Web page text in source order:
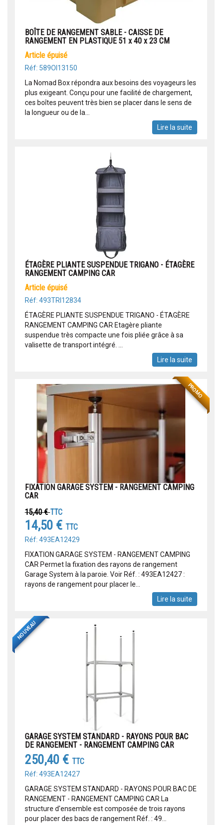
BOÎTE DE RANGEMENT SABLE - CAISSE DE
RANGEMENT EN PLASTIQUE 51 x 40 x 23 CM
article épuisé
Réf: 589OI13150
La Nomad Box répondra aux besoins des voyageurs les
plus exigeant. Conçu pour une facilité de chargement,
ces boîtes peuvent très bien se placer dans le sens de
la longueur ou de la...
Lire la suite
ÉTAGÈRE PLIANTE SUSPENDUE TRIGANO - ÉTAGÈRE
RANGEMENT CAMPING CAR
article épuisé
Réf: 493TRI12834
ÉTAGÈRE PLIANTE SUSPENDUE TRIGANO - ÉTAGÈRE
RANGEMENT CAMPING CAR Etagère pliante
suspendue très compacte une fois pliée grâce à sa
valisette de transport intégré. ...
Lire la suite
PROMO
FIXATION GARAGE SYSTEM - RANGEMENT CAMPING
CAR
15,40 €TTC
14,50 € TTC
Réf: 493EA12429
FIXATION GARAGE SYSTEM - RANGEMENT CAMPING
CAR Permet la fixation des rayons de rangement
Garage System à la paroie. Voir Réf. : 493EA12427 :
rayons de rangement pour placer le...
Lire la suite
NOUVEAU
GARAGE SYSTEM STANDARD - RAYONS POUR BAC
DE RANGEMENT - RANGEMENT CAMPING CAR
250,40 € TTC
Réf: 493EA12427
GARAGE SYSTEM STANDARD - RAYONS POUR BAC DE
RANGEMENT - RANGEMENT CAMPING CAR La
structure d'ensemble est composée de trois rayons
pour placer des bacs de rangement Réf. : 49...